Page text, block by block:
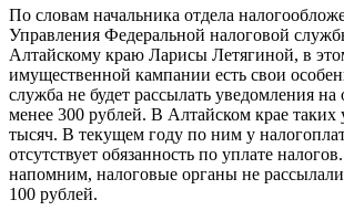
По словам начальника отдела
Управления Федеральной налоговой
Алтайскому краю Ларисы Летягиной, в
имущественной кампании есть свои
служба не будет рассылать уведомления на
менее 300 рублей. В Алтайском крае таких
тысяч. В текущем году по ним у
отсутствует обязанность по уплате
напомним, налоговые органы не
100 рублей.